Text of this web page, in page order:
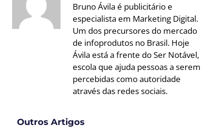
Bruno Ávila é publicitário e
especialista em Marketing Digital.
Um dos precursores do mercado
de infoprodutos no Brasil. Hoje
Ávila está a frente do Ser Notável,
escola que ajuda pessoas a serem
percebidas como autoridade
através das redes sociais.
Outros Artigos